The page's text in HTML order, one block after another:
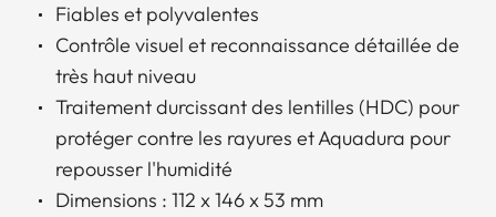
Fiables et polyvalentes
Contrôle visuel et reconnaissance détaillée de
très haut niveau
Traitement durcissant des lentilles (HDC) pour
protéger contre les rayures et Aquadura pour
repousser l'humidité
Dimensions : 112 x 146 x 53 mm